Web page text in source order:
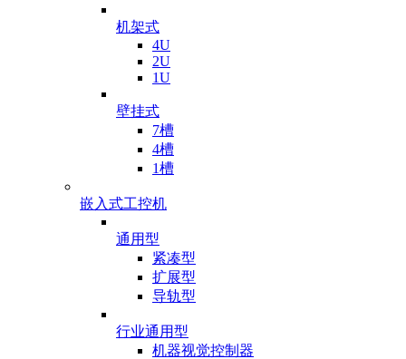
机架式
4U
2U
1U
壁挂式
7槽
4槽
1槽
嵌入式工控机
通用型
紧凑型
扩展型
导轨型
行业通用型
机器视觉控制器